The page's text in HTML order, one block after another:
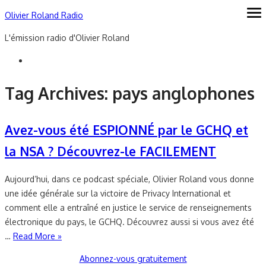
Skip
content
Olivier Roland Radio
L'émission radio d'Olivier Roland
Tag Archives: pays anglophones
Avez-vous été ESPIONNÉ par le GCHQ et
la NSA ? Découvrez-le FACILEMENT
Aujourd’hui, dans ce podcast spéciale, Olivier Roland vous donne
une idée générale sur la victoire de Privacy International et
comment elle a entraîné en justice le service de renseignements
électronique du pays, le GCHQ. Découvrez aussi si vous avez été
… Read More »
Abonnez-vous gratuitement